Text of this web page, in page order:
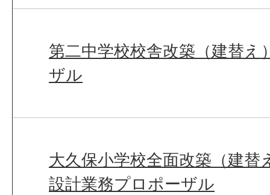
第二中学校校舎改築（建替え
ザル
大久保小学校全面改築（建替
設計業務プロポーザル